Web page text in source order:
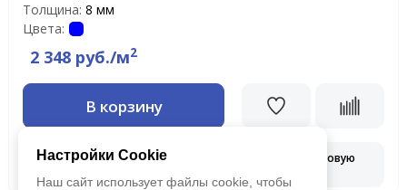
Толщина: 8 мм
Цвета:
2 348 руб./м2
В корзину
Смотреть наличие
Запросить оптовую
Настройки Cookie
Наш сайт использует файлы cookie, чтобы